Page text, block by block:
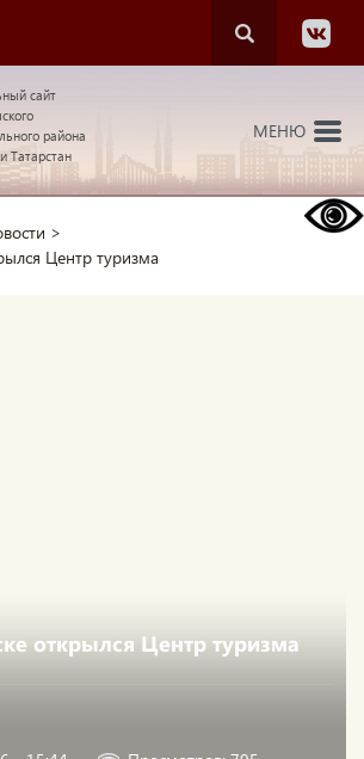
сайт
района
Татарстан
МЕНЮ
>
Центр туризма
открылся Центр туризма